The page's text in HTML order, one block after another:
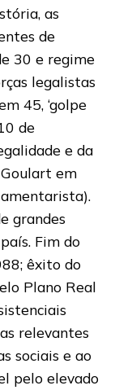
as
de
30 e regime
legalistas
45, ‘golpe
de
e da
em
grandes
Fim do
êxito do
Plano Real
relevantes
sociais e ao
pelo elevado